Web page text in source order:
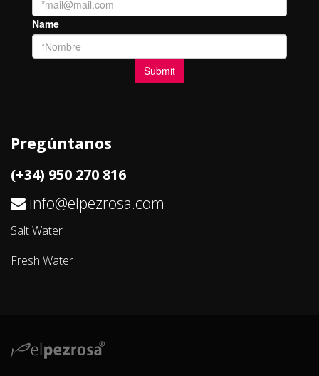
Pregúntanos
(+34) 950 270 816
info@elpezrosa.com
Salt Water
Fresh Water